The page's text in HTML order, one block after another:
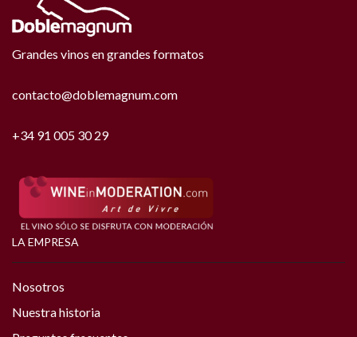
Grandes vinos en grandes formatos
contacto@doblemagnum.com
+34 91 005 30 29
LA EMPRESA
Nosotros
Nuestra historia